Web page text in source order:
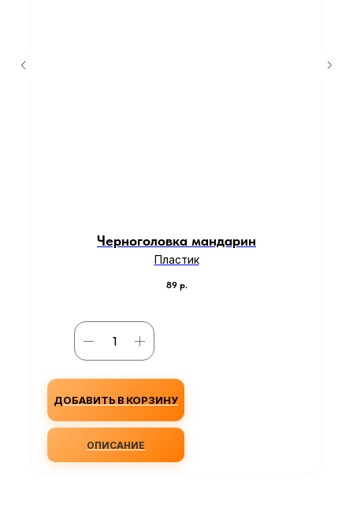
Черноголовка мандарин
Пластик
89 р.
ДОБАВИТЬ В КОРЗИНУ
ОПИСАНИЕ